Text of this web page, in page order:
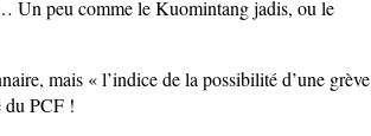
Un peu comme le Kuomintang jadis, ou le
mais « l’indice de la possibilité d’une grève
du PCF !